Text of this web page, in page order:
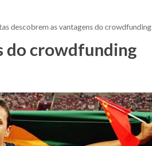
descobrem as vantagens do crowdfunding
do crowdfunding